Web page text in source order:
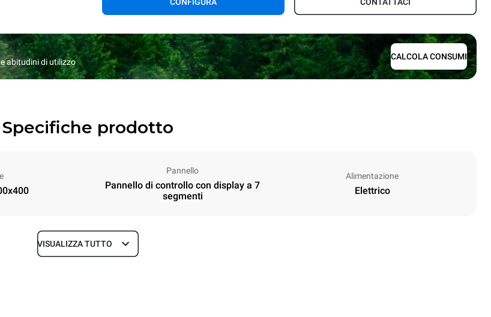
abitudini di utilizzo
CALCOLA CONSUMI
Specifiche prodotto
Pannello
Pannello di controllo con display a 7
segmenti
Alimentazione
Elettrico
Profondità
VISUALIZZA TUTTO